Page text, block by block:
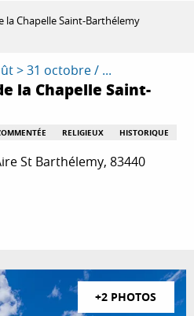
la Chapelle Saint-Barthélemy
> 31 octobre / ...
la Chapelle Saint-
RELIGIEUX HISTORIQUE
St Barthélemy, 83440
+2 PHOTOS